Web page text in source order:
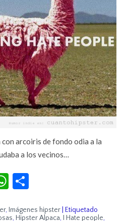
arcoiris de fondo odia a la
a los vecinos…
WhatsApp
, Imágenes hipster
Etiquetado
, Hipster Alpaca, I Hate people,